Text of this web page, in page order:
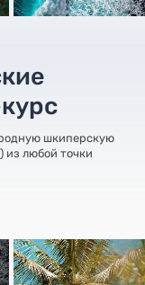
шкиперскую
из любой точки